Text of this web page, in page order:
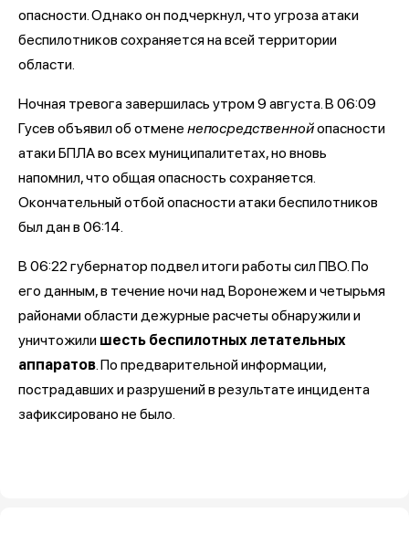
опасности. Однако он подчеркнул, что угроза атаки
беспилотников сохраняется на всей территории
области.
Ночная тревога завершилась утром 9 августа. В 06:09
Гусев объявил об отмене непосредственнойопасности
атаки БПЛА во всех муниципалитетах, но вновь
напомнил, что общая опасность сохраняется.
Окончательный отбой опасности атаки беспилотников
был дан в 06:14.
В 06:22 губернатор подвел итоги работы сил ПВО. По
его данным, в течение ночи над Воронежем и четырьмя
районами области дежурные расчеты обнаружили и
уничтожили шесть беспилотных летательных
аппаратов. По предварительной информации,
пострадавших и разрушений в результате инцидента
зафиксировано не было.